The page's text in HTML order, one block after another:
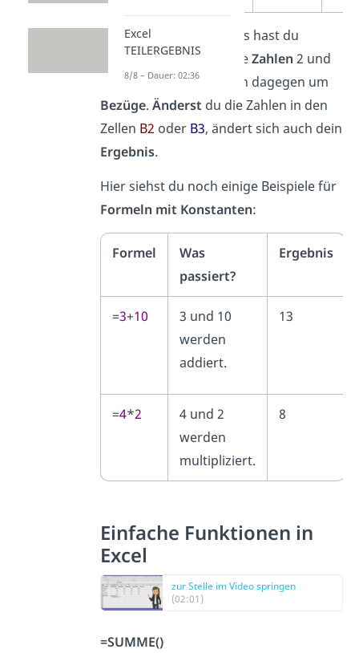
In den Rechnungen links hast du
Konstanten, nämlich dieZahlen 2 und
1. Rechts handelt es sich dagegen um
Bezüge. Änderst du die Zahlen in den
Zellen B2 oder B3, ändert sich auch dein
Ergebnis.
Hier siehst du noch einige Beispiele für
Formeln mit Konstanten:
Formel
Was
passiert?
Ergebnis
=3+10
3 und 10
werden
addiert.
13
=4*2
4 und 2
werden
multipliziert.
8
Einfache Funktionen in
Excel
zur Stelle im Video springen
(02:01)
=SUMME()
Excel
TEILERGEBNIS
8/8 – Dauer: 02:36